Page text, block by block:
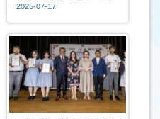
2025-07-17